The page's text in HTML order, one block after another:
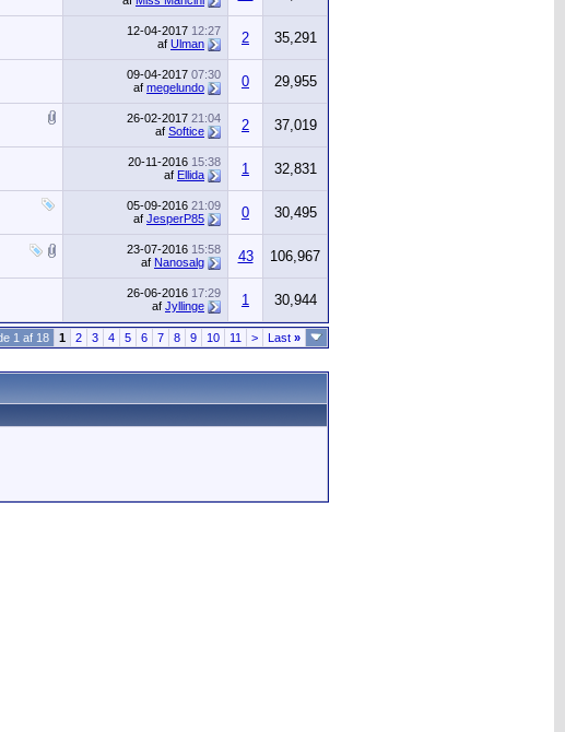
12-04-2017 12:27
af Ulman 2 35,291
09-04-2017 07:30
af megelundo 0 29,955
26-02-2017 21:04
af Softice 2 37,019
20-11-2016 15:38
af Ellida 1 32,831
05-09-2016 21:09
af JesperP85 0 30,495
23-07-2016 15:58
af Nanosalg 43 106,967
26-06-2016 17:29
af Jyllinge 1 30,944
1 af 18 1 2 3 4 5 6 7 8 9 10 11 > Last »